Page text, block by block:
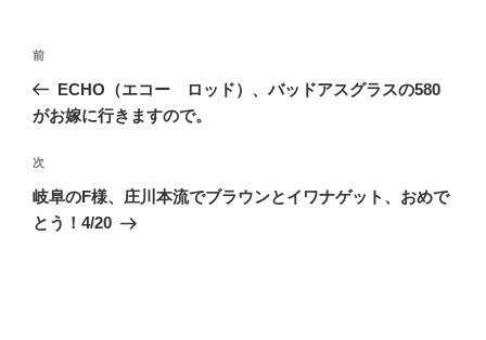
投
ナ
ゲ
ー
シ
前
の
投
前
ECHO（エコー ロッド）、バッドアスグラスの580
がお嫁に行きますので。
次
の
投
次
岐阜のF様、庄川本流でブラウンとイワナゲット、おめで
とう！4/20